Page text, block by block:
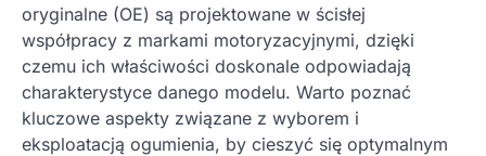
oryginalne (OE) są projektowane w ścisłej
współpracy z markami motoryzacyjnymi, dzięki
czemu ich właściwości doskonale odpowiadają
charakterystyce danego modelu. Warto poznać
kluczowe aspekty związane z wyborem i
eksploatacją ogumienia, by cieszyć się optymalnym